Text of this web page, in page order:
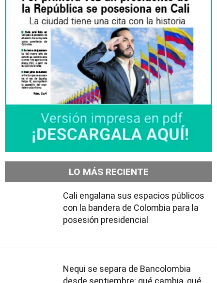
LO MÁS RECIENTE
Cali engalana sus espacios públicos
con la bandera de Colombia para la
posesión presidencial
Nequi se separa de Bancolombia
desde septiembre: qué cambia, qué